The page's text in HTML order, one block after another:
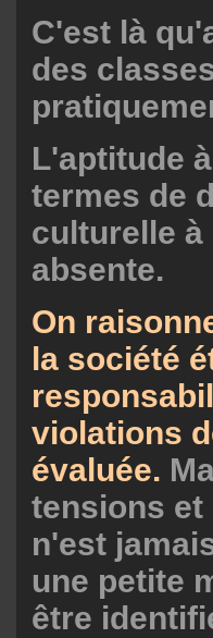
C'est là
des
L'aptitude
termes de
culturelle à
absente.
On
la société
violations
évaluée.
tensions et
n'est
une petite
être